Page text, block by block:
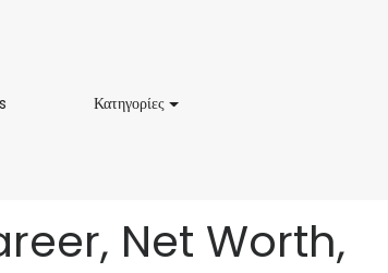
Κατηγορίες Κατηγορίες
Net Worth,